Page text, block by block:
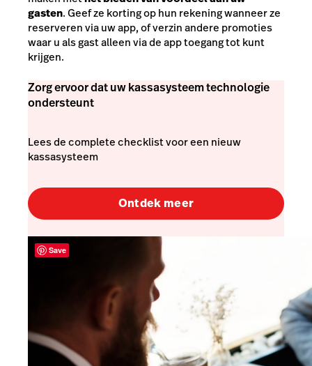
gasten. Geef ze korting op hun rekening wanneer ze
reserveren via uw app, of verzin andere promoties
waar u als gast alleen via de app toegang tot kunt
krijgen.
Zorg ervoor dat uw kassasysteem technologie
ondersteunt
Lees de complete checklist voor een nieuw
kassasysteem
Ontdek meer
Save